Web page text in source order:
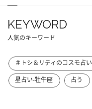
KEYWORD
人気のキーワード
＃トシ＆リティのコスモ占い
星占い-牡牛座
占う